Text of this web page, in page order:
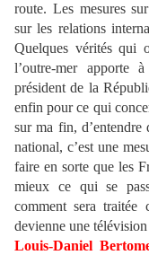
route. Les mesures
sur les relations
Quelques vérités qui
l’outre-mer apporte
président de la
enfin pour ce qui
sur ma fin, d’entendre
national, c’est une
faire en sorte que les
mieux ce qui se
comment sera
devienne une
Louis-Daniel